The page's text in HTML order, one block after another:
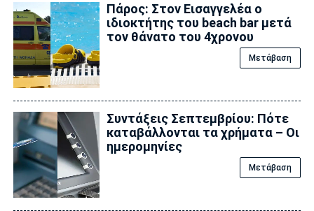
Πάρος: Στον Εισαγγελέα ο
ιδιοκτήτης του beach bar μετά
τον θάνατο του 4χρονου
Μετάβαση
Συντάξεις Σεπτεμβρίου: Πότε
καταβάλλονται τα χρήματα – Οι
ημερομηνίες
Μετάβαση